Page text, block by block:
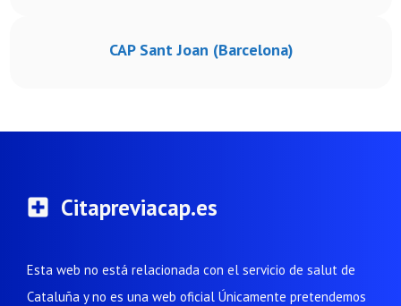
CAP Sant Joan (Barcelona)
Citapreviacap.es
Esta web no está relacionada con el servicio de salut de
Cataluña y no es una web oficial Únicamente pretendemos